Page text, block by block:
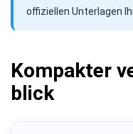
offiziellen Unterlagen
Kompakter
blick